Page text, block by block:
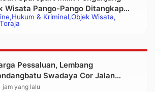
Hukum & Kriminal Objek Wisata
Wisata Pango-Pango Ditangkap
Pessaluan, Lembang
Swadaya Cor Jalan
jam yang lalu